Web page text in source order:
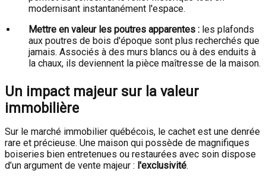
modernisant instantanément l'espace.
Mettre en valeur les poutres apparentes : les plafonds
aux poutres de bois d'époque sont plus recherchés que
jamais. Associés à des murs blancs ou à des enduits à
la chaux, ils deviennent la pièce maîtresse de la maison.
Un impact majeur sur la valeur
immobilière
Sur le marché immobilier québécois, le cachet est une denrée
rare et précieuse. Une maison qui possède de magnifiques
boiseries bien entretenues ou restaurées avec soin dispose
d’un argument de vente majeur : l'exclusivité.